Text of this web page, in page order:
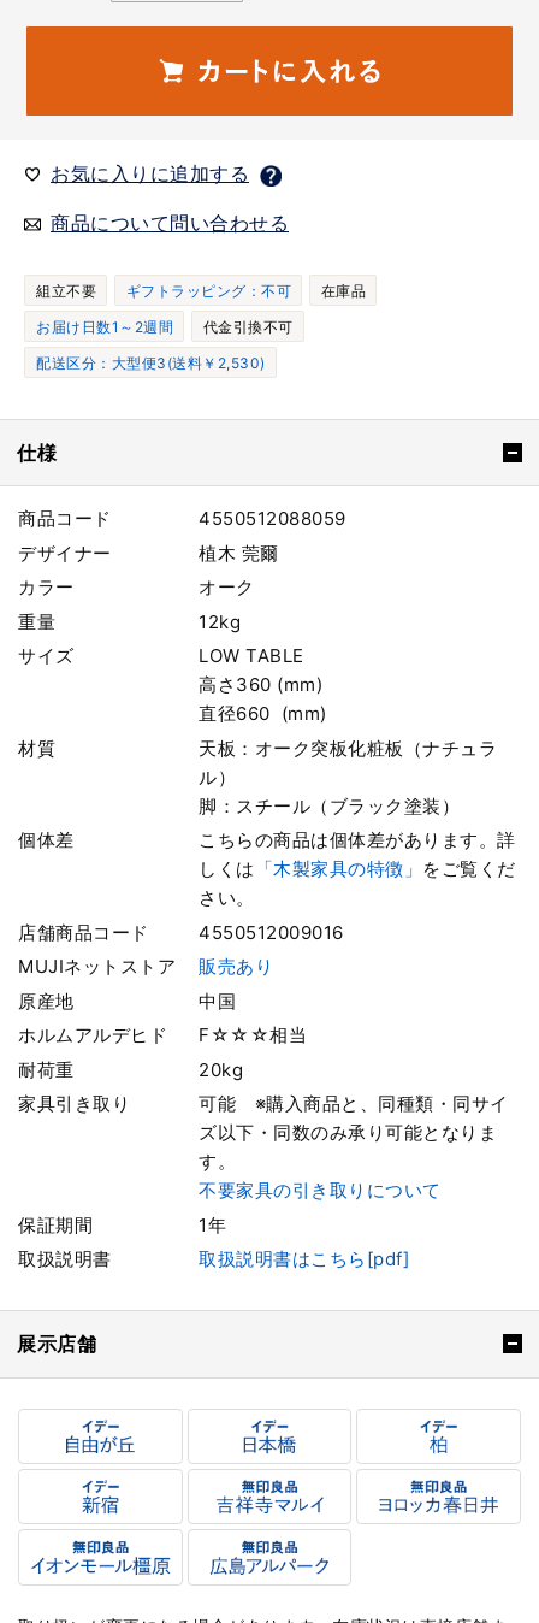
お気に入りに追加する
商品について問い合わせる
組立不要 ギフトラッピング：不可
在庫品
お届け日数1～2週間
代金引換不可
配送区分：大型便3(送料￥2,530)
仕様
商品コード
4550512088059
デザイナー
植木 莞爾
カラー
オーク
重量
12kg
サイズ
LOW TABLE
高さ360 (mm)
直径660 (mm)
材質
天板：オーク突板化粧板（ナチュラ
ル）
脚：スチール（ブラック塗装）
個体差
こちらの商品は個体差があります。詳
しくは 「木製家具の特徴」 をご覧くだ
さい。
店舗商品コード
4550512009016
MUJIネットストア
販売あり
原産地
中国
ホルムアルデヒド
F☆☆☆相当
耐荷重
20kg
家具引き取り
可能 ※購入商品と、同種類・同サイ
ズ以下・同数のみ承り可能となりま
す。
不要家具の引き取りについて
保証期間
1年
取扱説明書
取扱説明書はこちら[pdf]
展示店舗